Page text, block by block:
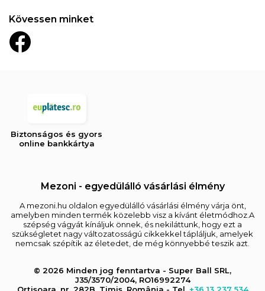
Kövessen minket
Biztonságos és gyors
online bankkártya
Mezoni - egyedülálló vásárlási élmény
A mezoni.hu oldalon egyedülálló vásárlási élmény várja önt,
amelyben minden termék közelebb visz a kívánt életmódhoz.A
szépség vágyát kínáljuk önnek, és nekiláttunk, hogy ezt a
szükségletet nagy változatosságú cikkekkel tápláljuk, amelyek
nemcsak szépítik az életedet, de még könnyebbé teszik azt.
© 2026 Minden jog fenntartva - Super Ball SRL,
J35/3570/2004, RO16992274